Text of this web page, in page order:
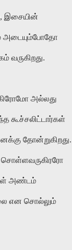
, இசையின்
அடையும்போதோ
வருகிறது.
அல்லது
கூச்சலிட்டார்கள்
தோன்றுகிறது.
சொள்ளவருகிரரோ
அண்டம்
என சொல்லும்